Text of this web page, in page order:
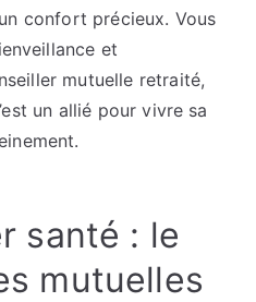
confort précieux. Vous
et
mutuelle retraité,
un allié pour vivre sa
santé : le
mutuelles